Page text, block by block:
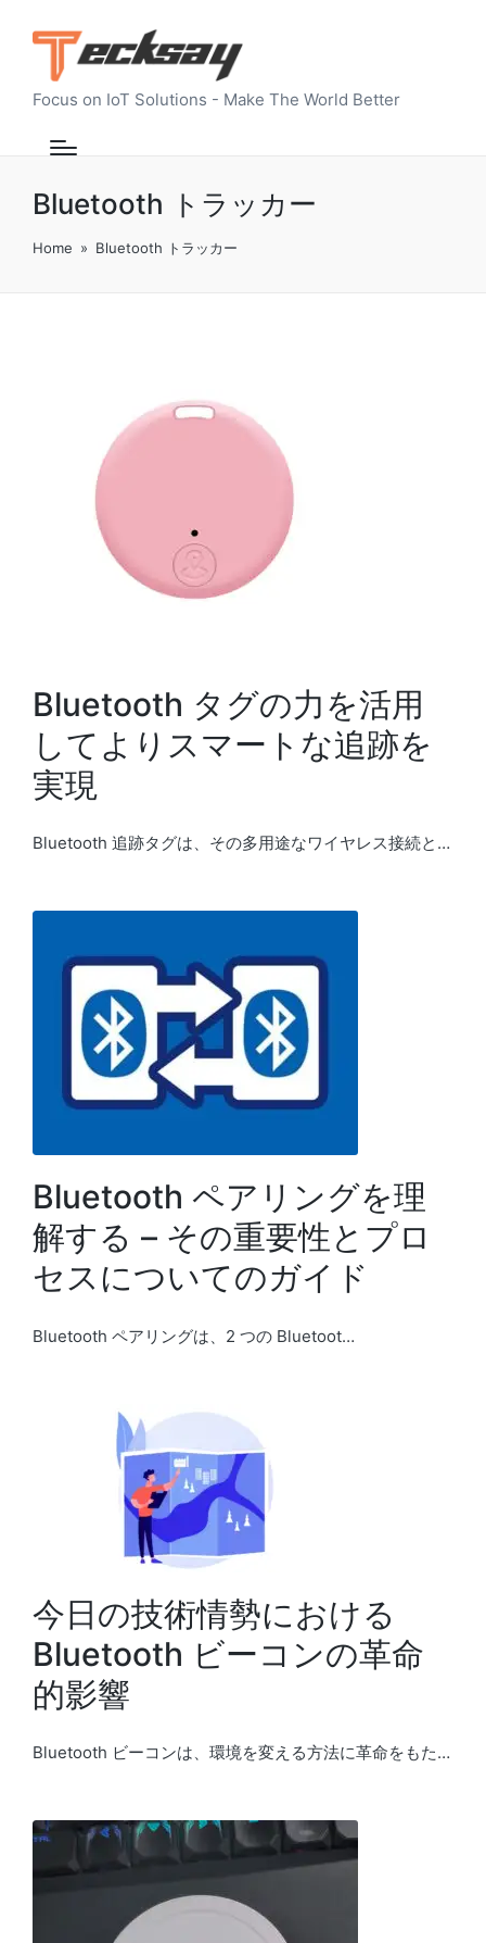
Focus on IoT Solutions - Make The World Better
Bluetooth トラッカー
Home » Bluetooth トラッカー
Bluetooth タグの力を活用
してよりスマートな追跡を
実現
Bluetooth 追跡タグは、その多用途なワイヤレス接続と…
Bluetooth ペアリングを理
解する – その重要性とプロ
セスについてのガイド
Bluetooth ペアリングは、2 つの Bluetoot…
今日の技術情勢における
Bluetooth ビーコンの革命
的影響
Bluetooth ビーコンは、環境を変える方法に革命をもた…